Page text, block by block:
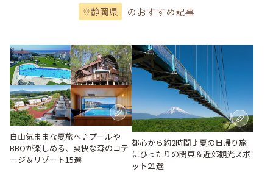
静岡県 のおすすめ記事
自由気ままな夏旅へ♪プールや
BBQが楽しめる、爽快な森のコテ
ージ＆リゾート15選
都心から約2時間♪夏の日帰り旅
にぴったりの関東＆近郊観光スポ
ット21選